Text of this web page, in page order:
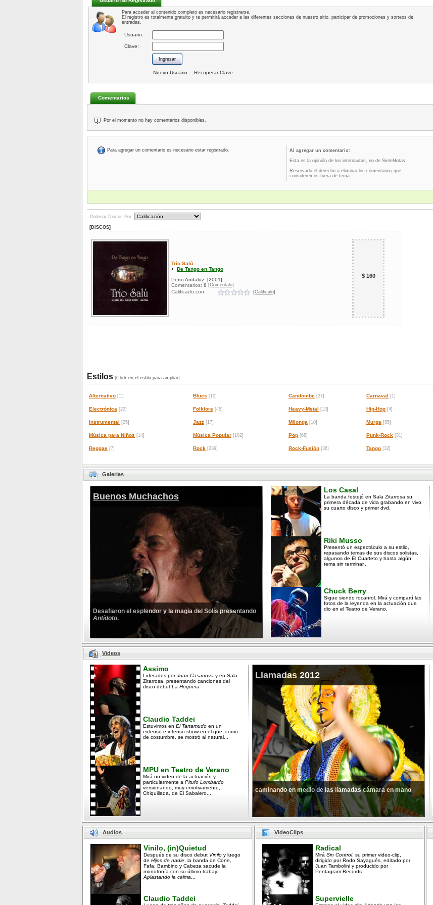
Para acceder al contenido completo es necesario registrarse.
El registro es totalmente gratuito y te permitirá acceder a las diferentes secciones de nuestro sitio, participar de promociones y sorteos de
entradas.
Usuario:
Clave:
Nuevo Usuario - Recuperar Clave
Comentarios
Por el momento no hay comentarios disponibles.
Para agregar un comentario es necesario estar registrado.
Al agregar un comentario:
Esta es la opinión de los internautas, no de SieteNotas
Reservado el derecho a eliminar los comentarios que
consideremos fuera de tema.
Ordenar Discos Por:
[DISCOS]
Trío Salú
De Tango en Tango
Perro Andaluz [2001]
Comentarios: 0 [Comentalo]
Calificado con: [Calificalo]
$ 160
Estilos [Click en el estilo para ampliar]
Alternativo [11] Blues [10] Candombe [27] Carnaval [1]
Electrónica [22] Folklore [45] Heavy-Metal [13] Hip-Hop [4]
Instrumental [25] Jazz [17] Milonga [10] Murga [85]
Música para Niños [14] Música Popular [102] Pop [68] Punk-Rock [31]
Reggae [7] Rock [239] Rock-Fusión [36] Tango [32]
Galerias
Buenos Muchachos
Desafiaron el esplendor y la magia del Solís presentando
Antídoto.
Los Casal
La banda festejó en Sala Zitarrosa su
primera década de vida grabando en vivo
su cuarto disco y primer dvd.
Riki Musso
Presentó un espectáculo a su estilo,
repasando temas de sus discos solistas,
algunos de El Cuarteto y hasta algún
tema sin terminar...
Chuck Berry
Sigue siendo rocanrol. Mirá y compartí las
fotos de la leyenda en la actuación que
dio en el Teatro de Verano.
Videos
Assimo
Liderados porJuan Casanova y en Sala
Zitarrosa, presentando canciones del
disco debut La Hoguera
Claudio Taddei
Estuvimos en El Tartamudo en un
extenso e intenso show en el que, como
de costumbre, se mostró al natural...
MPU en Teatro de Verano
Mirá un video de la actuación y
particularmente a Pitufo Lombardo
versionando, muy emotivamente,
Chiquillada, de El Sabalero...
Llamadas 2012
caminando en medio de las llamadas cámara en mano
Audios
Vinilo, (in)Quietud
Después de su disco debut Vinilo y luego
de Hijos de nadie , la banda de Cone,
Fafa, Bambino y Cabeza sacude la
monotonía con su último trabajo
Aplastando la calma
Claudio Taddei
VideoClips
Radical
Mirá Sin Control, su primer video-clip,
dirigido por Rodo Sayagués, editado por
Juan Tambolini y producido por
Pentagram Records
Supervielle